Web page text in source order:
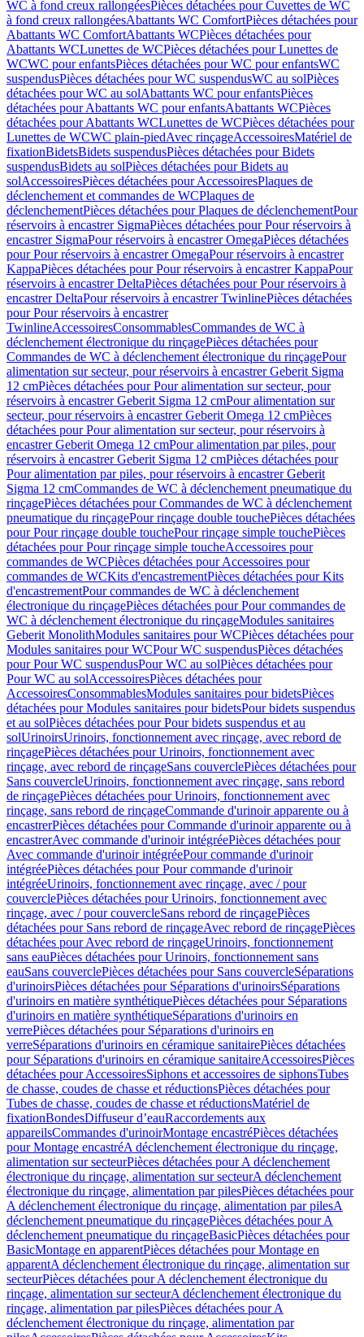
WC à fond creux rallongéesPièces détachées pour Cuvettes de WC
à fond creux rallongéesAbattants WC ComfortPièces détachées pour
Abattants WC ComfortAbattants WCPièces détachées pour
Abattants WCLunettes de WCPièces détachées pour Lunettes de
WCWC pour enfantsPièces détachées pour WC pour enfantsWC
suspendusPièces détachées pour WC suspendusWC au solPièces
détachées pour WC au solAbattants WC pour enfantsPièces
détachées pour Abattants WC pour enfantsAbattants WCPièces
détachées pour Abattants WCLunettes de WCPièces détachées pour
Lunettes de WCWC plain-piedAvec rinçageAccessoiresMatériel de
fixationBidetsBidets suspendusPièces détachées pour Bidets
suspendusBidets au solPièces détachées pour Bidets au
solAccessoiresPièces détachées pour AccessoiresPlaques de
déclenchement et commandes de WCPlaques de
déclenchementPièces détachées pour Plaques de déclenchementPour
réservoirs à encastrer SigmaPièces détachées pour Pour réservoirs à
encastrer SigmaPour réservoirs à encastrer OmegaPièces détachées
pour Pour réservoirs à encastrer OmegaPour réservoirs à encastrer
KappaPièces détachées pour Pour réservoirs à encastrer KappaPour
réservoirs à encastrer DeltaPièces détachées pour Pour réservoirs à
encastrer DeltaPour réservoirs à encastrer TwinlinePièces détachées
pour Pour réservoirs à encastrer
TwinlineAccessoiresConsommablesCommandes de WC à
déclenchement électronique du rinçagePièces détachées pour
Commandes de WC à déclenchement électronique du rinçagePour
alimentation sur secteur, pour réservoirs à encastrer Geberit Sigma
12 cmPièces détachées pour Pour alimentation sur secteur, pour
réservoirs à encastrer Geberit Sigma 12 cmPour alimentation sur
secteur, pour réservoirs à encastrer Geberit Omega 12 cmPièces
détachées pour Pour alimentation sur secteur, pour réservoirs à
encastrer Geberit Omega 12 cmPour alimentation par piles, pour
réservoirs à encastrer Geberit Sigma 12 cmPièces détachées pour
Pour alimentation par piles, pour réservoirs à encastrer Geberit
Sigma 12 cmCommandes de WC à déclenchement pneumatique du
rinçagePièces détachées pour Commandes de WC à déclenchement
pneumatique du rinçagePour rinçage double touchePièces détachées
pour Pour rinçage double touchePour rinçage simple touchePièces
détachées pour Pour rinçage simple toucheAccessoires pour
commandes de WCPièces détachées pour Accessoires pour
commandes de WCKits d'encastrementPièces détachées pour Kits
d'encastrementPour commandes de WC à déclenchement
électronique du rinçagePièces détachées pour Pour commandes de
WC à déclenchement électronique du rinçageModules sanitaires
Geberit MonolithModules sanitaires pour WCPièces détachées pour
Modules sanitaires pour WCPour WC suspendusPièces détachées
pour Pour WC suspendusPour WC au solPièces détachées pour
Pour WC au solAccessoiresPièces détachées pour
AccessoiresConsommablesModules sanitaires pour bidetsPièces
détachées pour Modules sanitaires pour bidetsPour bidets suspendus
et au solPièces détachées pour Pour bidets suspendus et au
solUrinoirsUrinoirs, fonctionnement avec rinçage, avec rebord de
rinçagePièces détachées pour Urinoirs, fonctionnement avec
rinçage, avec rebord de rinçageSans couverclePièces détachées pour
Sans couvercleUrinoirs, fonctionnement avec rinçage, sans rebord
de rinçagePièces détachées pour Urinoirs, fonctionnement avec
rinçage, sans rebord de rinçageCommande d'urinoir apparente ou à
encastrerPièces détachées pour Commande d'urinoir apparente ou à
encastrerAvec commande d'urinoir intégréePièces détachées pour
Avec commande d'urinoir intégréePour commande d'urinoir
intégréePièces détachées pour Pour commande d'urinoir
intégréeUrinoirs, fonctionnement avec rinçage, avec / pour
couverclePièces détachées pour Urinoirs, fonctionnement avec
rinçage, avec / pour couvercleSans rebord de rinçagePièces
détachées pour Sans rebord de rinçageAvec rebord de rinçagePièces
détachées pour Avec rebord de rinçageUrinoirs, fonctionnement
sans eauPièces détachées pour Urinoirs, fonctionnement sans
eauSans couverclePièces détachées pour Sans couvercleSéparations
d'urinoirsPièces détachées pour Séparations d'urinoirsSéparations
d'urinoirs en matière synthétiquePièces détachées pour Séparations
d'urinoirs en matière synthétiqueSéparations d'urinoirs en
verrePièces détachées pour Séparations d'urinoirs en
verreSéparations d'urinoirs en céramique sanitairePièces détachées
pour Séparations d'urinoirs en céramique sanitaireAccessoiresPièces
détachées pour AccessoiresSiphons et accessoires de siphonsTubes
de chasse, coudes de chasse et réductionsPièces détachées pour
Tubes de chasse, coudes de chasse et réductionsMatériel de
fixationBondesDiffuseur d’eauRaccordements aux
appareilsCommandes d'urinoirMontage encastréPièces détachées
pour Montage encastréA déclenchement électronique du rinçage,
alimentation sur secteurPièces détachées pour A déclenchement
électronique du rinçage, alimentation sur secteurA déclenchement
électronique du rinçage, alimentation par pilesPièces détachées pour
A déclenchement électronique du rinçage, alimentation par pilesA
déclenchement pneumatique du rinçagePièces détachées pour A
déclenchement pneumatique du rinçageBasicPièces détachées pour
BasicMontage en apparentPièces détachées pour Montage en
apparentA déclenchement électronique du rinçage, alimentation sur
secteurPièces détachées pour A déclenchement électronique du
rinçage, alimentation sur secteurA déclenchement électronique du
rinçage, alimentation par pilesPièces détachées pour A
déclenchement électronique du rinçage, alimentation par